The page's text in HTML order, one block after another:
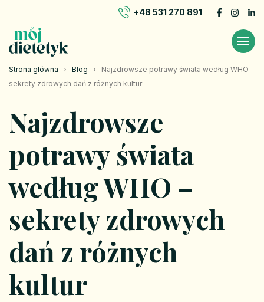
+48 531 270 891
Strona główna › Blog › Najzdrowsze potrawy świata według WHO –
sekrety zdrowych dań z różnych kultur
Najzdrowsze
potrawy świata
według WHO –
sekrety zdrowych
dań z różnych
kultur